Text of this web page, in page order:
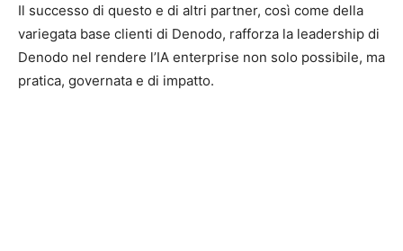
Il successo di questo e di altri partner, così come della
variegata base clienti di Denodo, rafforza la leadership di
Denodo nel rendere l’IA enterprise non solo possibile, ma
pratica, governata e di impatto.